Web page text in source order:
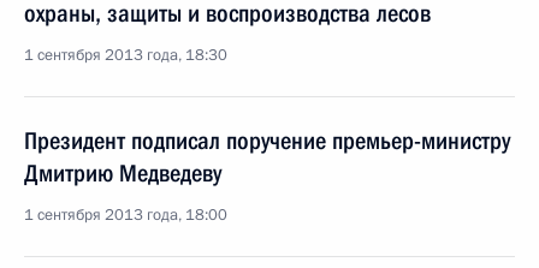
охраны, защиты и воспроизводства лесов
1 сентября 2013 года, 18:30
Президент подписал поручение премьер-министру
Дмитрию Медведеву
1 сентября 2013 года, 18:00